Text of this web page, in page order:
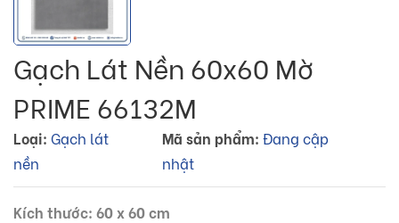
Gạch Lát Nền 60x60 Mờ
PRIME 66132M
Loại: Gạch lát
nền
Mã sản phẩm: Đang cập
nhật
Kích thước: 60 x 60 cm